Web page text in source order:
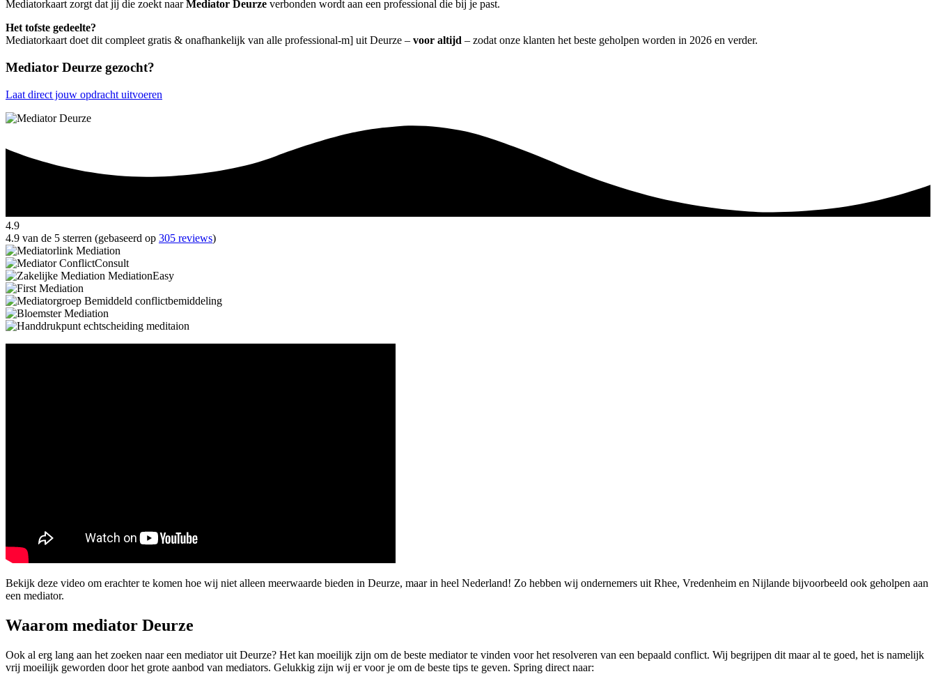
Mediatorkaart zorgt dat jij die zoekt naarMediator Deurze verbonden wordt aan een professional die bij je past.
Het tofste gedeelte?
Mediatorkaart doet dit compleet gratis & onafhankelijk van alle professional-m] uit Deurze – voor altijd – zodat onze klanten het beste geholpen worden in 2026 en verder.
Mediator Deurze gezocht?
Laat direct jouw opdracht uitvoeren
4.9
4.9 van de 5 sterren (gebaseerd op 305 reviews)
Bekijk deze video om erachter te komen hoe wij niet alleen meerwaarde bieden in Deurze, maar in heel Nederland! Zo hebben wij ondernemers uit Rhee, Vredenheim en Nijlande bijvoorbeeld ook geholpen aan
een mediator.
Waarom mediator Deurze
Ook al erg lang aan het zoeken naar een mediator uit Deurze? Het kan moeilijk zijn om de beste mediator te vinden voor het resolveren van een bepaald conflict. Wij begrijpen dit maar al te goed, het is namelijk
vrij moeilijk geworden door het grote aanbod van mediators. Gelukkig zijn wij er voor je om de beste tips te geven. Spring direct naar: